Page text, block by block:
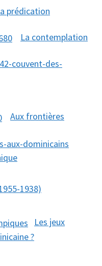
prédication
La contemplation
Aux frontières
1938)
Les jeux
?